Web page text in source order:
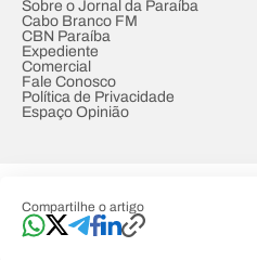
Compartilhe o artigo
Sobre o Jornal da Paraíba
Cabo Branco FM
CBN Paraíba
Expediente
Comercial
Fale Conosco
Política de Privacidade
Espaço Opinião
Developed by Designed by